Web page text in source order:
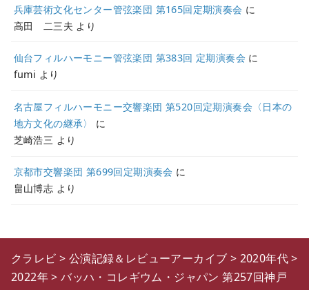
兵庫芸術文化センター管弦楽団 第165回定期演奏会 に
高田 二三夫 より
仙台フィルハーモニー管弦楽団 第383回 定期演奏会 に
fumi より
名古屋フィルハーモニー交響楽団 第520回定期演奏会〈日本の
地方文化の継承〉
に
芝崎浩三 より
京都市交響楽団 第699回定期演奏会 に
畠山博志 より
クラレビ > 公演記録＆レビューアーカイブ > 2020年代>
2022年>バッハ・コレギウム・ジャパン 第257回神戸